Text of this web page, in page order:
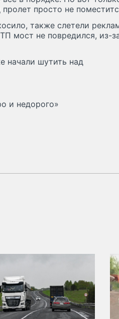
просто не
также слетели
мост не повредился, из-
начали шутить над
и недорого»